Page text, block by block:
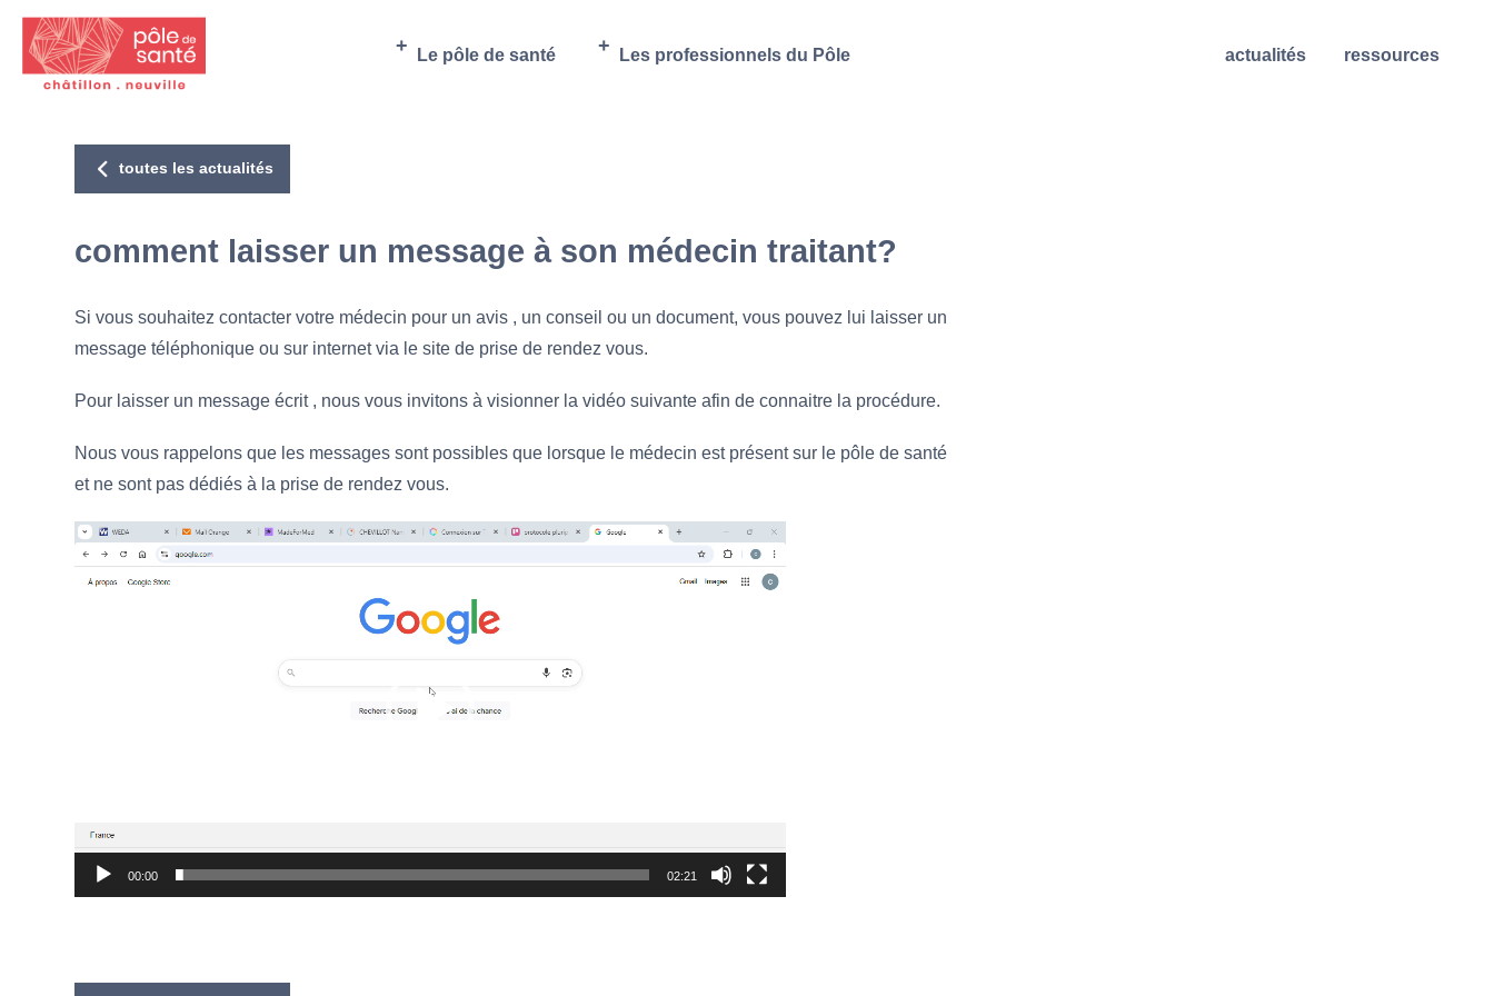
Le pôle de santé Les professionnels du Pôle ressources
actualités
toutes les actualités
comment laisser un message à son médecin traitant?
Si vous souhaitez contacter votre médecin pour un avis , un conseil ou un document, vous pouvez lui laisser un
message téléphonique ou sur internet via le site de prise de rendez vous.
Pour laisser un message écrit , nous vous invitons à visionner la vidéo suivante afin de connaitre la procédure.
Nous vous rappelons que les messages sont possibles que lorsque le médecin est présent sur le pôle de santé
et ne sont pas dédiés à la prise de rendez vous.
Lecteur
vidéo
00:00 02:21